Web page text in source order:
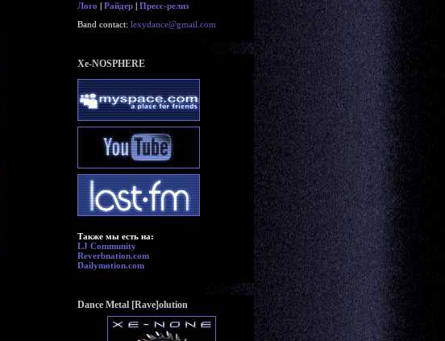
Лого | Райдер | Пресс-релиз
Band contact: lexydance@gmail.com
Xe-NOSPHERE
Также мы есть на:
LJ Community
Reverbnation.com
Dailymotion.com
Dance Metal [Rave]olution